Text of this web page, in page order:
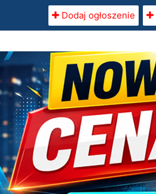
Dodaj ogłoszenie